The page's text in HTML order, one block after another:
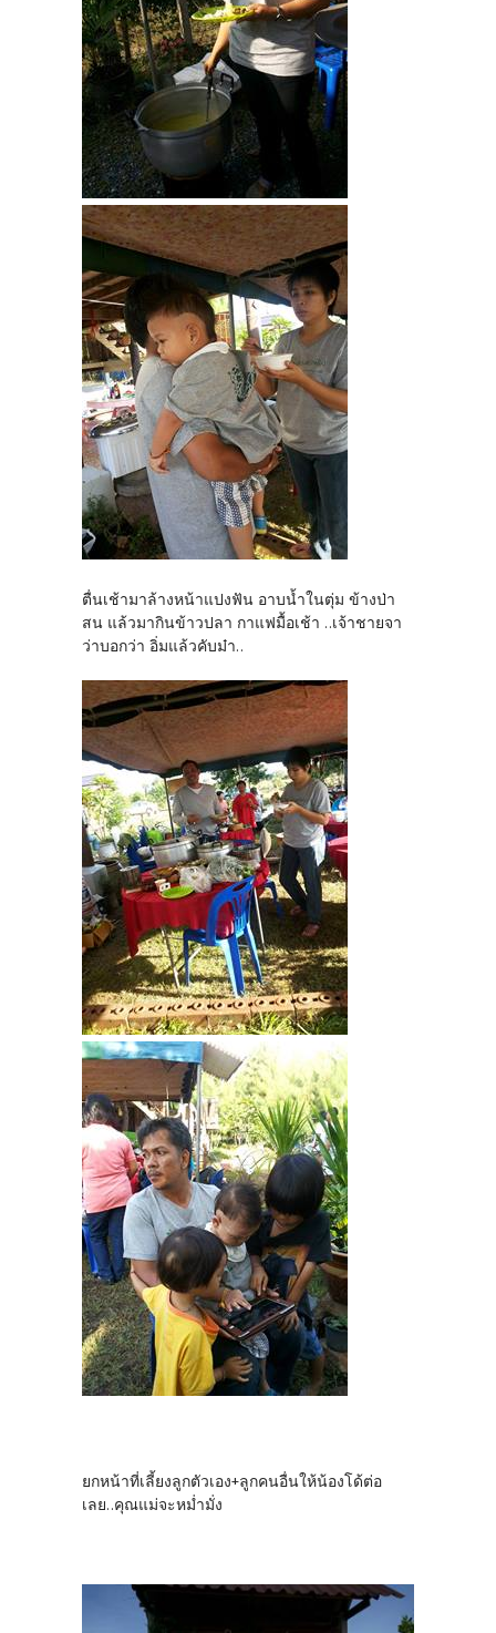
ตื่นเช้ามาล้างหน้าแปงฟัน อาบน้ำในตุ่ม ข้างป่า
สน แล้วมากินข้าวปลา กาแฟมื้อเช้า ..เจ้าชายจา
ว่าบอกว่า อิ่มแล้วคับม๋า..
ยกหน้าที่เลี้ยงลูกตัวเอง+ลูกคนอื่นให้น้องโด้ต่อ
เลย..คุณแม่จะหม่ำมั่ง